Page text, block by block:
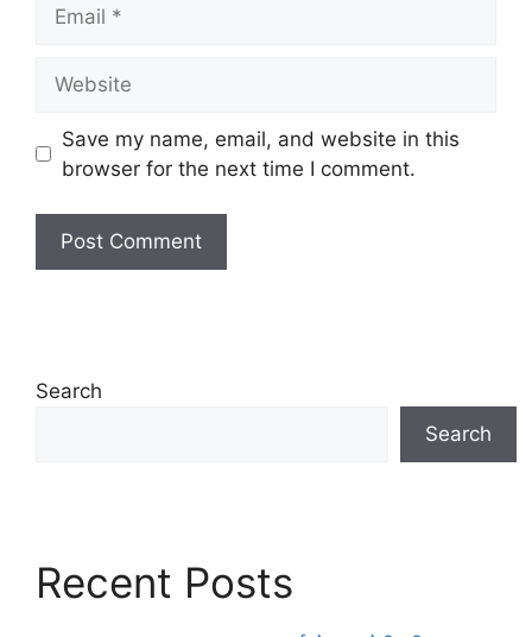
Save my name, email, and website in this
browser for the next time I comment.
Search
Search
Recent Posts